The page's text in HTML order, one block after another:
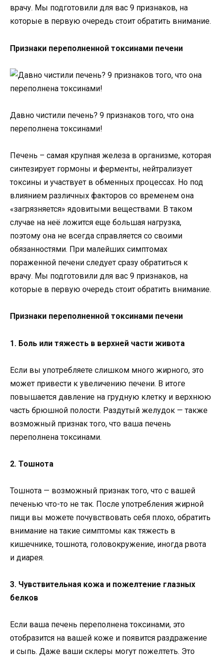
врачу. Мы подготовили для вас 9 признаков, на
которые в первую очередь стоит обратить внимание.
Признаки переполненной токсинами печени
Давно чистили печень? 9 признаков того, что она
переполнена токсинами!
Печень – самая крупная железа в организме, которая
синтезирует гормоны и ферменты, нейтрализует
токсины и участвует в обменных процессах. Но под
влиянием различных факторов со временем она
«загрязняется» ядовитыми веществами. В таком
случае на неё ложится еще большая нагрузка,
поэтому она не всегда справляется со своими
обязанностями. При малейших симптомах
пораженной печени следует сразу обратиться к
врачу. Мы подготовили для вас 9 признаков, на
которые в первую очередь стоит обратить внимание.
Признаки переполненной токсинами печени
1. Боль или тяжесть в верхней части живота
Если вы употребляете слишком много жирного, это
может привести к увеличению печени. В итоге
повышается давление на грудную клетку и верхнюю
часть брюшной полости. Раздутый желудок — также
возможный признак того, что ваша печень
переполнена токсинами.
2. Тошнота
Тошнота — возможный признак того, что с вашей
печенью что-то не так. После употребления жирной
пищи вы можете почувствовать себя плохо, обратить
внимание на такие симптомы как тяжесть в
кишечнике, тошнота, головокружение, иногда рвота
и диарея.
3. Чувствительная кожа и пожелтение глазных
белков
Если ваша печень переполнена токсинами, это
отобразится на вашей коже и появится раздражение
и сыпь. Даже ваши склеры могут пожелтеть. Это